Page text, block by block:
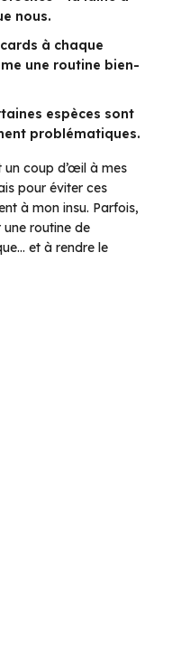
nous.
à chaque
une routine bien-
espèces sont
problématiques.
un coup d’œil à mes
pour éviter ces
à mon insu. Parfois,
routine de
et à rendre le